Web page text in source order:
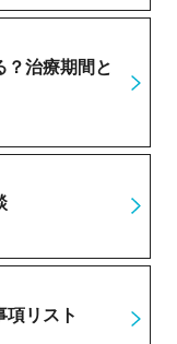
？治療期間と
項リスト